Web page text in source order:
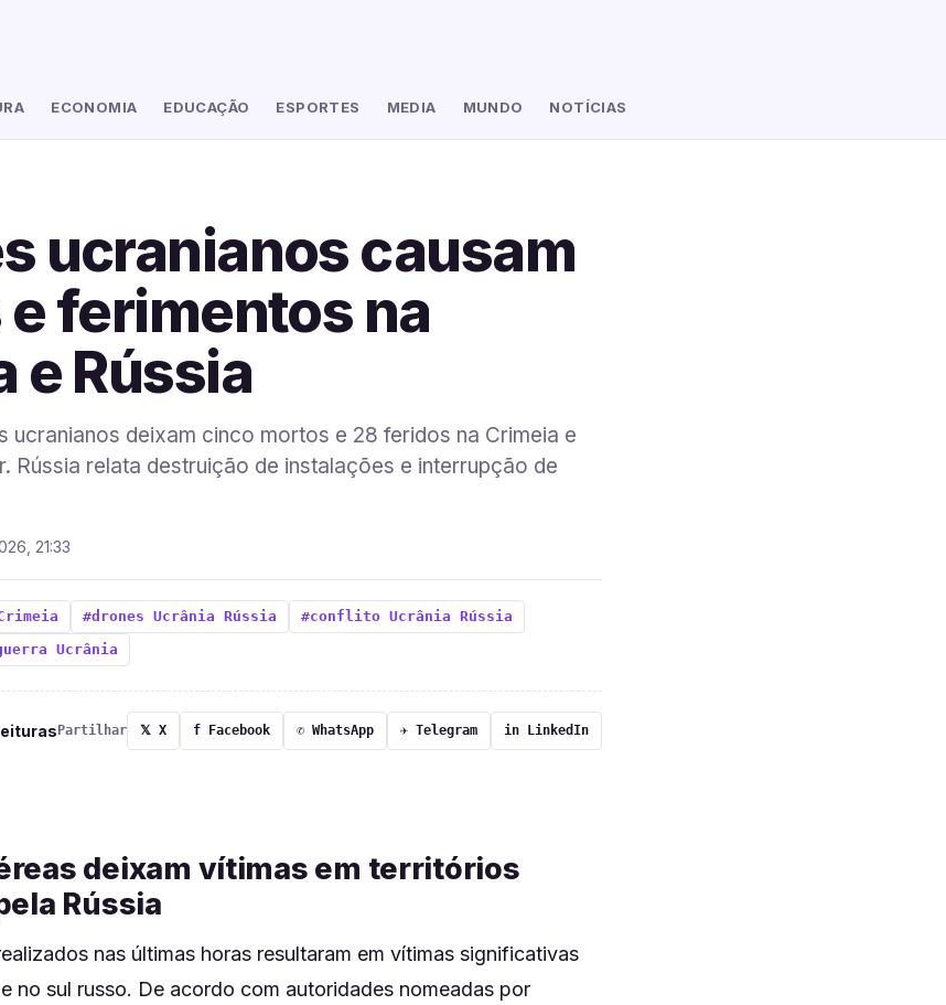
ECONOMIA EDUCAÇÃO ESPORTES MEDIA MUNDO NOTÍCIAS
ucranianos causam
ferimentos na
e Rússia
ucranianos deixam cinco mortos e 28 feridos na Crimeia e
Rússia relata destruição de instalações e interrupção de
21:33
#drones Ucrânia Rússia
#conflito Ucrânia Rússia
Ucrânia
Partilhar 𝕏 X f Facebook ✆ WhatsApp ✈ Telegram in LinkedIn
deixam vítimas em territórios
Rússia
nas últimas horas resultaram em vítimas significativas
no sul russo. De acordo com autoridades nomeadas por